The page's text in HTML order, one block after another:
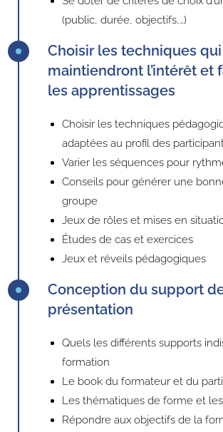
(public, durée, objectifs,…)
Choisir les techniques qui
maintiendront l’intérêt et
les apprentissages
Choisir les techniques
adaptées au profil des
Varier les séquences pour
Conseils pour générer une
groupe
Jeux de rôles et mises en
Études de cas et exercices
Jeux et réveils pédagogiques
Conception du support
présentation
Quels les différents supports
formation
Le book du formateur et du
Les thématiques de forme et
Répondre aux objectifs de la